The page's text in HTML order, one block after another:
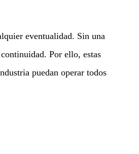
eventualidad. Sin una
Por ello, estas
puedan operar todos